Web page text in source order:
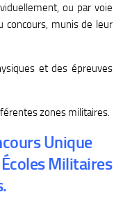
ou par voie
concours, munis de leur
et des épreuves
zones militaires.
Unique
Écoles Militaires